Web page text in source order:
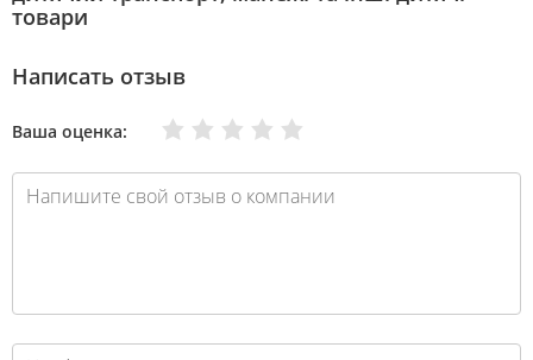
товари
Написать отзыв
Ваша оценка: Отлично
Хорошо
Нормально
Плохо
Очень плохо